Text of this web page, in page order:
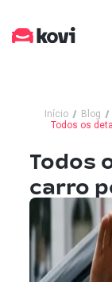
Início
Blog
Todos os
Todos
carro